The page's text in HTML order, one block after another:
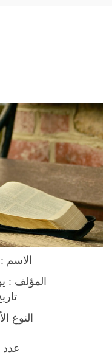
الاسم
المؤلف :
النوع
عدد